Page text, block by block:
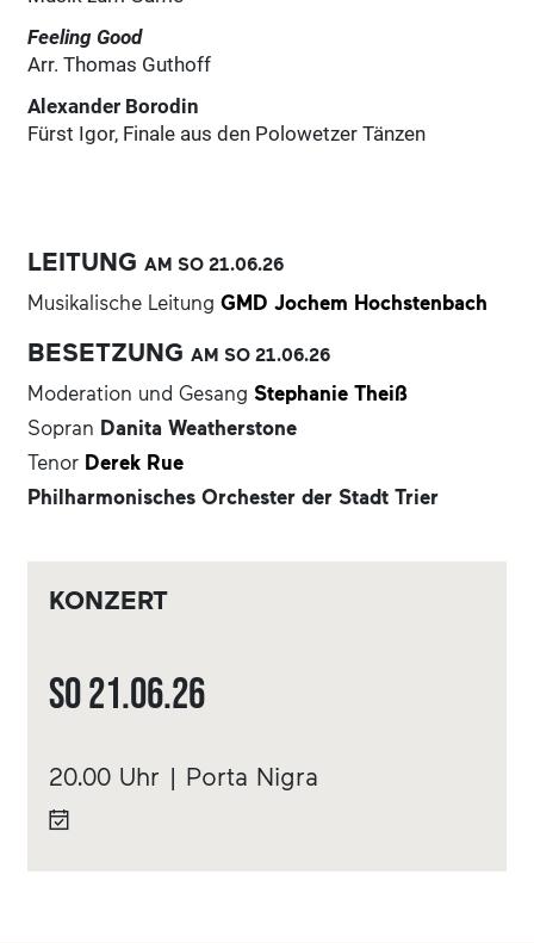
Feeling Good
Arr. Thomas Guthoff
Alexander Borodin
Fürst Igor, Finale aus den Polowetzer Tänzen
LEITUNGAM SO21.06.26
Musikalische Leitung GMD Jochem Hochstenbach
BESETZUNGAM SO21.06.26
Moderation und Gesang Stephanie Theiß
Sopran Danita Weatherstone
Tenor Derek Rue
Philharmonisches Orchester der Stadt Trier
KONZERT
So21.06.26
20.00 Uhr | Porta Nigra